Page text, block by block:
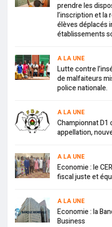
prendre les
l’inscription et
élèves déplacés
établissements
A LA UNE
Lutte contre
de malfaiteurs
police nationale.
A LA UNE
Championnat D1
appellation,
A LA UNE
Economie : le
fiscal juste et
A LA UNE
Economie : la
Business